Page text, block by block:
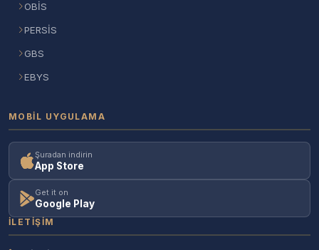
OBİS
PERSİS
GBS
EBYS
MOBIL UYGULAMA
Şuradan indirin
App Store
Get it on
Google Play
İLETIŞIM